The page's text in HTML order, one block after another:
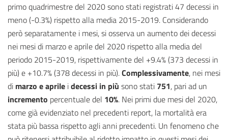
primo quadrimestre del 2020 sono stati registrati 47 decessi in
meno (-0.3%) rispetto alla media 2015-2019. Considerando
però separatamente i mesi, si osserva un aumento dei decessi
nei mesi di marzo e aprile del 2020 rispetto alla media del
periodo 2015-2019, rispettivamente del +9.4% (373 decessi in
più) e +10.7% (378 decessi in più).Complessivamente, nei mesi
di marzo e aprile idecessi in più sono stati 751, pari ad un
incremento percentuale del 10%. Nei primi due mesi del 2020,
come già evidenziato nel precedenti report, la mortalità era
stata più bassa rispetto agli anni precedenti. Un fenomeno che